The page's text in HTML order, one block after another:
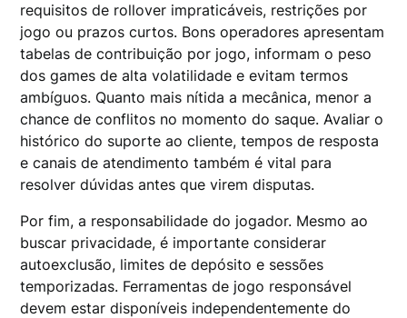
requisitos de rollover impraticáveis, restrições por
jogo ou prazos curtos. Bons operadores apresentam
tabelas de contribuição por jogo, informam o peso
dos games de alta volatilidade e evitam termos
ambíguos. Quanto mais nítida a mecânica, menor a
chance de conflitos no momento do saque. Avaliar o
histórico do suporte ao cliente, tempos de resposta
e canais de atendimento também é vital para
resolver dúvidas antes que virem disputas.
Por fim, a responsabilidade do jogador. Mesmo ao
buscar privacidade, é importante considerar
autoexclusão, limites de depósito e sessões
temporizadas. Ferramentas de jogo responsável
devem estar disponíveis independentemente do